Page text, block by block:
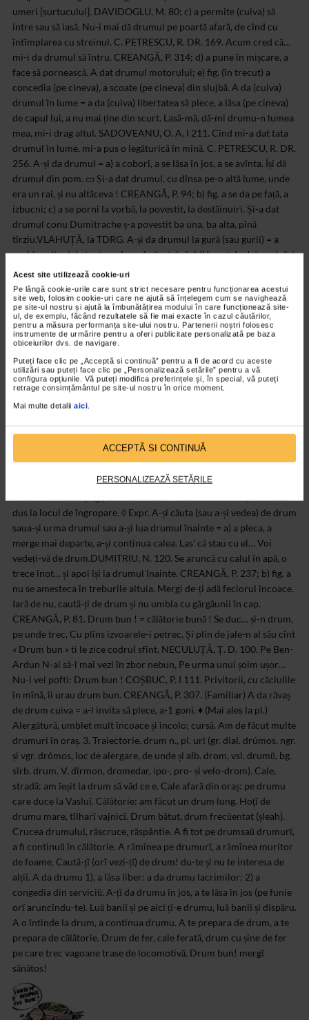
Acest site utilizează cookie-uri
Pe lângă cookie-urile care sunt strict necesare pentru funcționarea acestui
site web, folosim cookie-uri care ne ajută să înțelegem cum se navighează
pe site-ul nostru și ajută la îmbunătățirea modului în care funcționează site-
ul, de exemplu, făcând rezultatele să fie mai exacte în cazul căutărilor,
pentru a măsura performanța site-ului nostru. Partenerii noștri folosesc
instrumente de urmărire pentru a oferi publicitate personalizată pe baza
obiceiurilor dvs. de navigare.
Puteți face clic pe „Acceptă si continuă” pentru a fi de acord cu aceste
utilizări sau puteți face clic pe „Personalizează setările” pentru a vă
configura opțiunile. Vă puteți modifica preferințele și, în special, vă puteți
retrage consimțământul pe site-ul nostru în orice moment.
Mai multe detalii aici
ACCEPTĂ SI CONTINUĂ
PERSONALIZEAZĂ SETĂRILE